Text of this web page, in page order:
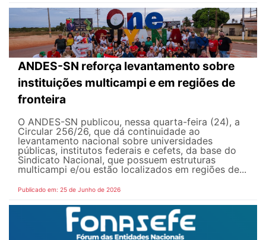
ANDES-SN reforça levantamento sobre
instituições multicampi e em regiões de
fronteira
O ANDES-SN publicou, nessa quarta-feira (24), a
Circular 256/26, que dá continuidade ao
levantamento nacional sobre universidades
públicas, institutos federais e cefets, da base do
Sindicato Nacional, que possuem estruturas
multicampi e/ou estão localizados em regiões de...
Publicado em: 25 de Junho de 2026